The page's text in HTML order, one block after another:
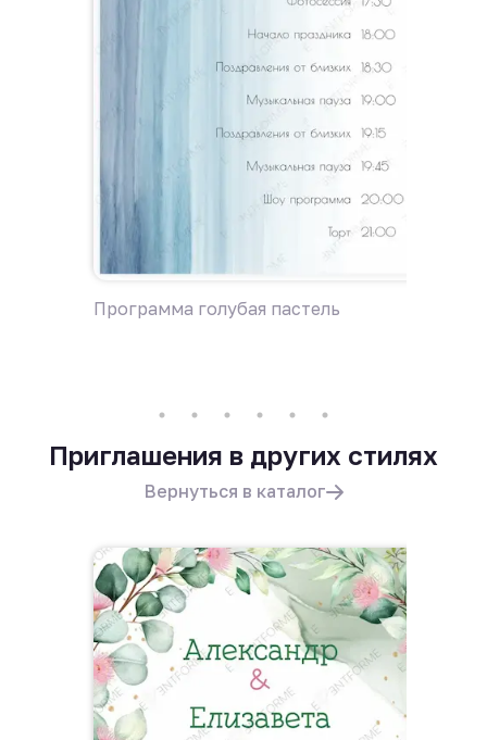
Программа голубая пастель
Приглашения в других стилях
Вернуться в каталог